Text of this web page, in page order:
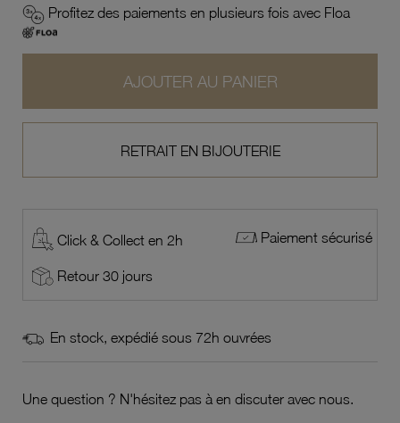
Profitez des paiements en plusieurs fois avec Floa
AJOUTER AU PANIER
RETRAIT EN BIJOUTERIE
Click & Collect en 2h Paiement sécurisé
Retour 30 jours
En stock, expédié sous 72h ouvrées
Une question ? N'hésitez pas à en discuter avec nous.